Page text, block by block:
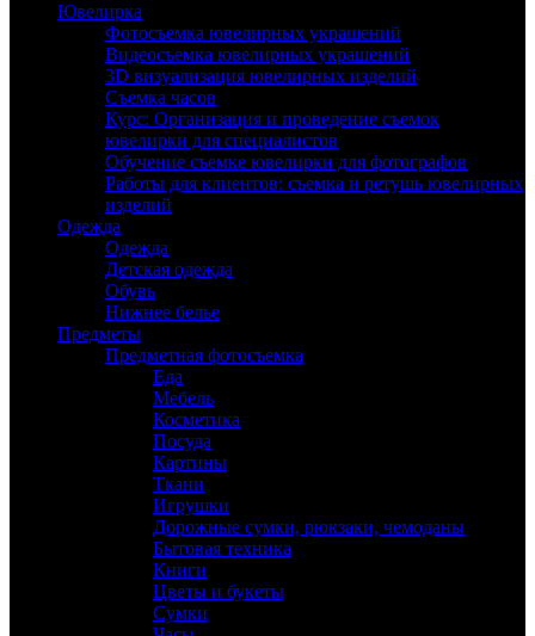
Ювелирка
Фотосъемка ювелирных украшений
Видеосъемка ювелирных украшений
3D визуализация ювелирных изделий
Съемка часов
Курс: Организация и проведение съемок
ювелирки для специалистов
Обучение съемке ювелирки для фотографов
Работы для клиентов: съемка и ретушь ювелирных
изделий
Одежда
Одежда
Детская одежда
Обувь
Нижнее белье
Предметы
Предметная фотосъемка
Еда
Мебель
Косметика
Посуда
Картины
Ткани
Игрушки
Дорожные сумки, рюкзаки, чемоданы
Бытовая техника
Книги
Цветы и букеты
Сумки